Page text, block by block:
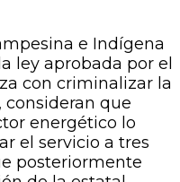
e Indígena
ley aprobada por el
con criminalizar la
consideran que
energético lo
el servicio a tres
posteriormente